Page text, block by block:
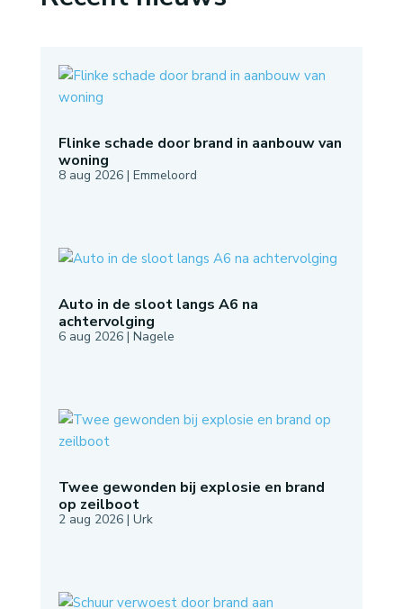
Flinke schade door brand in aanbouw van
woning
8 aug 2026| Emmeloord
Auto in de sloot langs A6 na
achtervolging
6 aug 2026| Nagele
Twee gewonden bij explosie en brand
op zeilboot
2 aug 2026| Urk